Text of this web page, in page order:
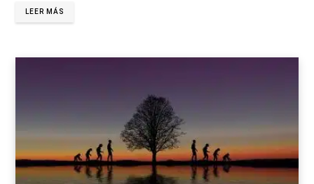
LEER MÁS